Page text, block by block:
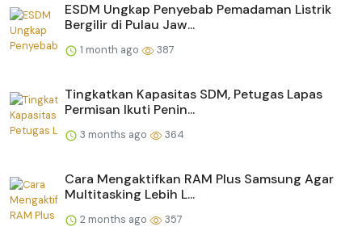
ESDM Ungkap Penyebab Pemadaman Listrik
Bergilir di Pulau Jaw...
1 month ago 387
Tingkatkan Kapasitas SDM, Petugas Lapas
Permisan Ikuti Penin...
3 months ago 364
Cara Mengaktifkan RAM Plus Samsung Agar
Multitasking Lebih L...
2 months ago 357